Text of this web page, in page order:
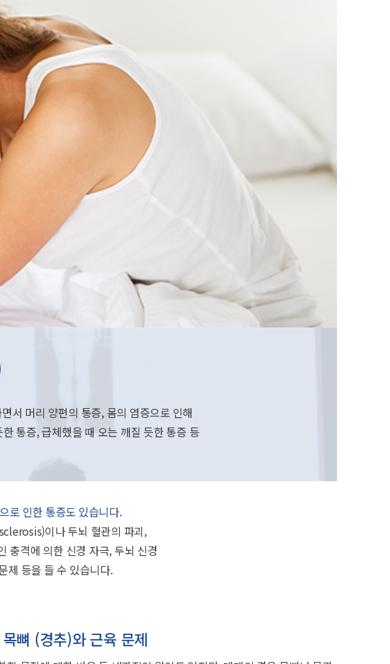
서 머리 양편의 통증, 몸의 염증으로 인해
통증, 급체했을 때 오는 깨질 듯한 통증 등
로 인한 통증도 있습니다.
이나 두뇌 혈관의 파괴,
충격에 의한 신경 자극, 두뇌 신경
제 등을 들 수 있습니다.
뼈 (경추)와 근육 문제